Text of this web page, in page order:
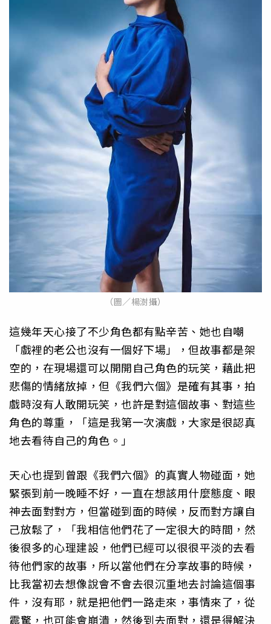
（圖／楊澍攝）
這幾年天心接了不少角色都有點辛苦、她也自嘲
「戲裡的老公也沒有一個好下場」，但故事都是架
空的，在現場還可以開開自己角色的玩笑，藉此把
悲傷的情緒放掉，但《我們六個》是確有其事，拍
戲時沒有人敢開玩笑，也許是對這個故事、對這些
角色的尊重，「這是我第一次演戲，大家是很認真
地去看待自己的角色。」
天心也提到曾跟《我們六個》的真實人物碰面，她
緊張到前一晚睡不好，一直在想該用什麼態度、眼
神去面對對方，但當碰到面的時候，反而對方讓自
己放鬆了，「我相信他們花了一定很大的時間，然
後很多的心理建設，他們已經可以很很平淡的去看
待他們家的故事，所以當他們在分享故事的時候，
比我當初去想像說會不會去很沉重地去討論這個事
件，沒有耶，就是把他們一路走來，事情來了，從
震驚，也可能會崩潰，然後到去面對，還是得解決